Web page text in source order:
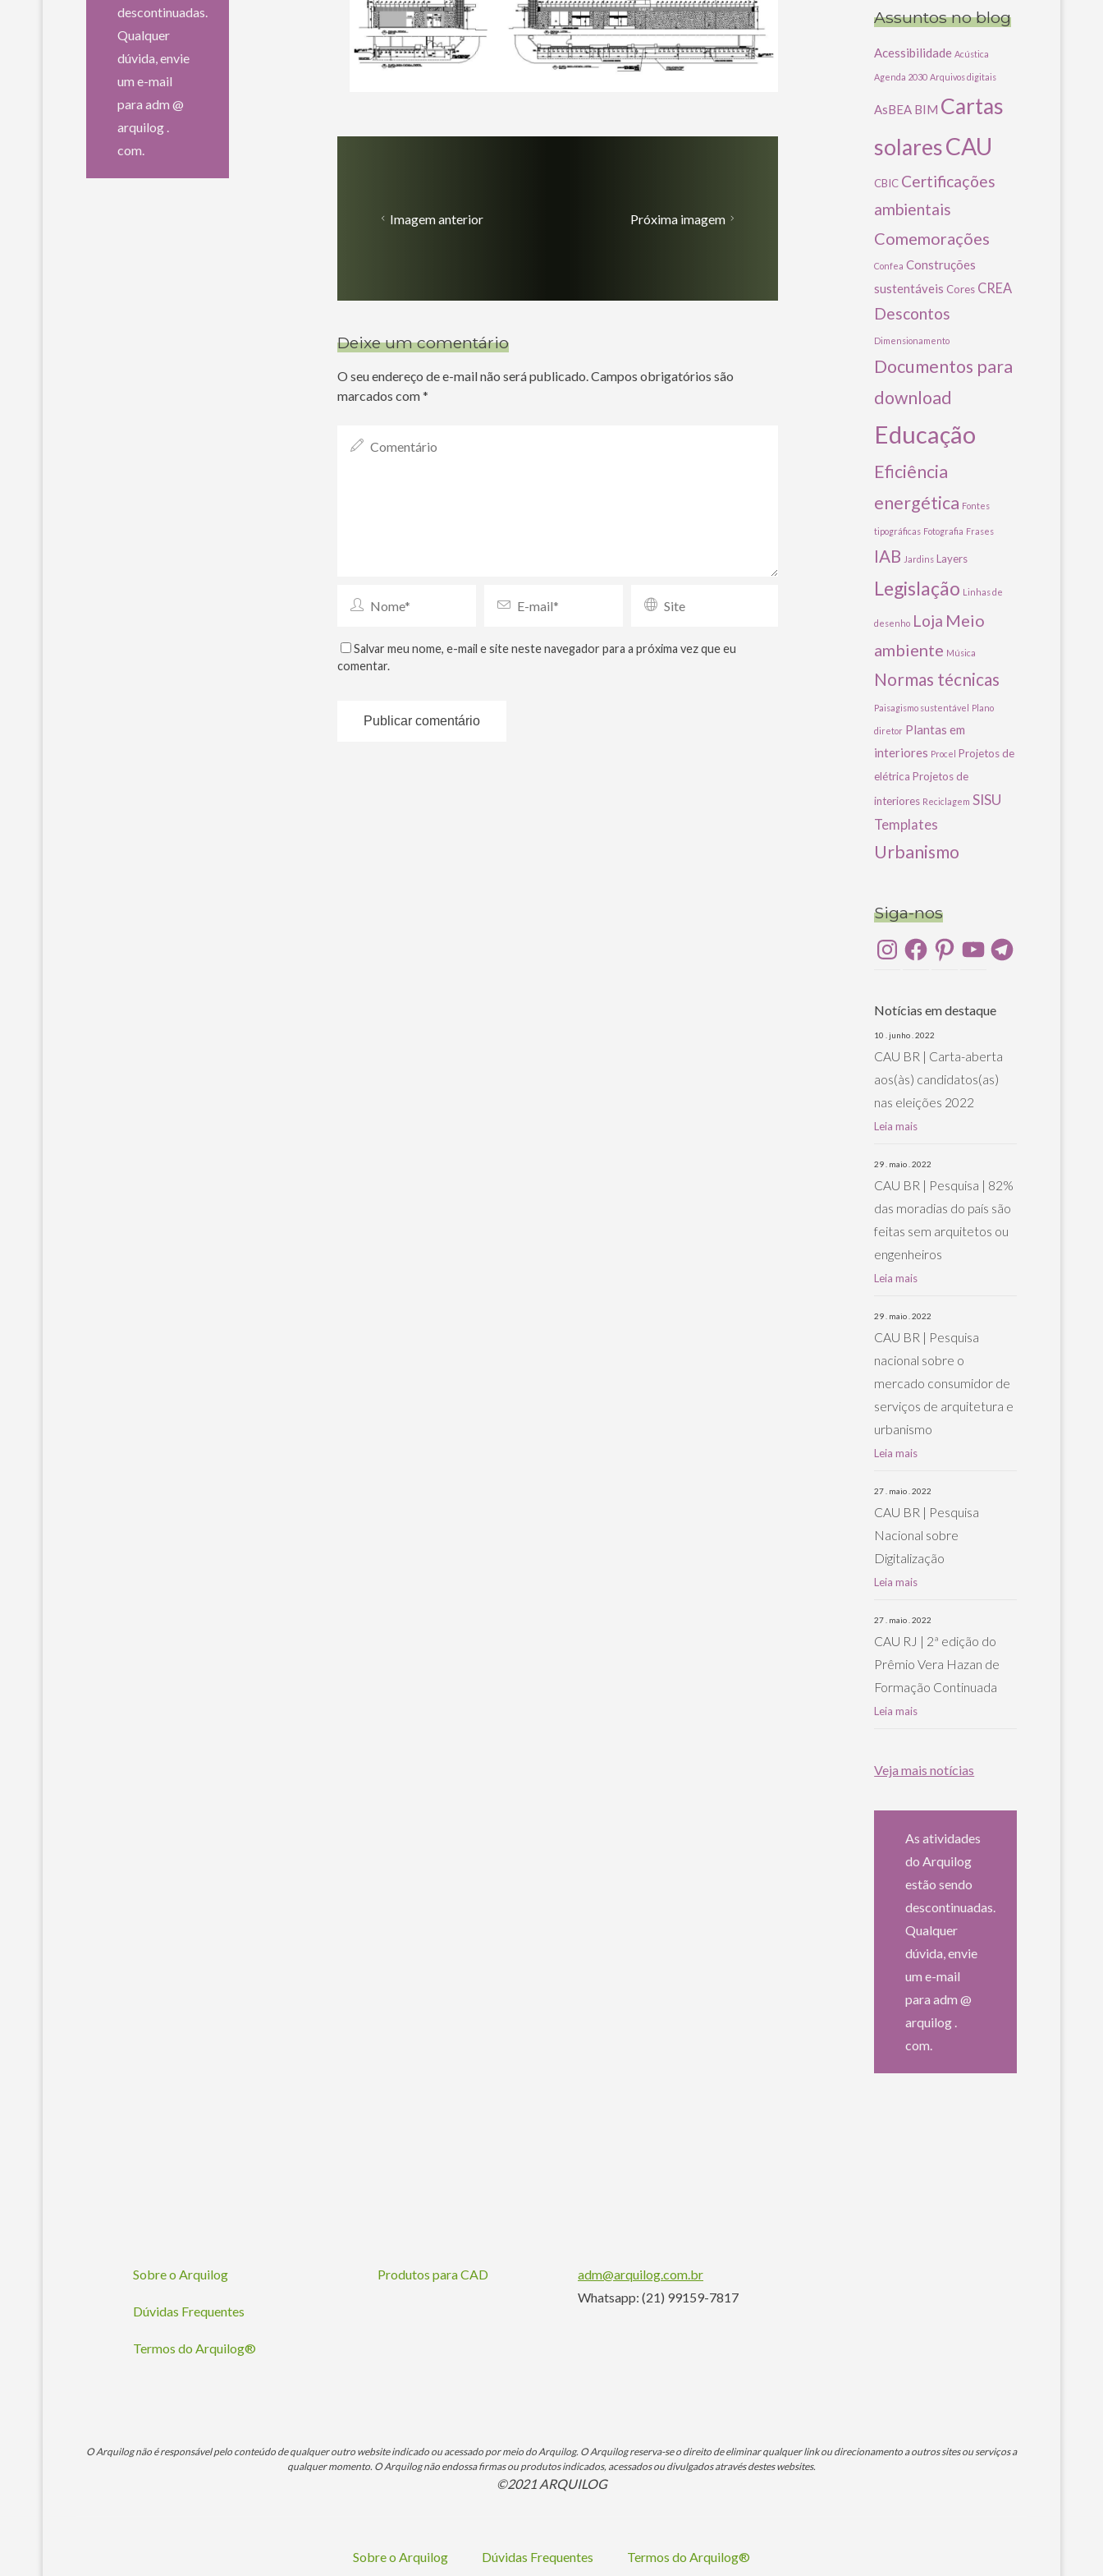
Imagem anterior Próxima imagem
Deixe um comentário
O seu endereço de e-mail não será publicado. Campos obrigatórios são
marcados com*
Salvar meu nome, e-mail e site neste navegador para a próxima vez que eu
comentar.
descontinuadas.
Qualquer
dúvida, envie
um e-mail
para adm @
arquilog .
com.
Assuntos no blog
Acessibilidade Acústica
Agenda 2030 Arquivos digitais
AsBEA BIM Cartas
solaresCAU
CBIC Certificações
ambientais
Comemorações
Confea Construções
sustentáveis Cores CREA
Descontos
Dimensionamento
Documentos para
download
Educação
Eficiência
energética Fontes
tipográficas Fotografia Frases
IAB Jardins Layers
Legislação Linhas de
desenho Loja Meio
ambiente Música
Normas técnicas
Paisagismo sustentável Plano
diretor Plantas em
interiores Procel Projetos de
elétrica Projetos de
interiores Reciclagem SISU
Templates
Urbanismo
Siga-nos
InstagramFacebookPinterestYouTubeTelegram
Notícias em destaque
10 . junho . 2022
CAU BR | Carta-aberta
aos(às) candidatos(as)
nas eleições 2022
Leia mais
29 . maio . 2022
CAU BR | Pesquisa | 82%
das moradias do país são
feitas sem arquitetos ou
engenheiros
Leia mais
29 . maio . 2022
CAU BR | Pesquisa
nacional sobre o
mercado consumidor de
serviços de arquitetura e
urbanismo
Leia mais
27 . maio . 2022
CAU BR | Pesquisa
Nacional sobre
Digitalização
Leia mais
27 . maio . 2022
CAU RJ | 2ª edição do
Prêmio Vera Hazan de
Formação Continuada
Leia mais
Veja mais notícias
As atividades
do Arquilog
estão sendo
descontinuadas.
Qualquer
dúvida, envie
um e-mail
para adm @
arquilog .
com.
Sobre o Arquilog
Dúvidas Frequentes
Termos do Arquilog®
Produtos para CAD
adm@arquilog.com.br
Whatsapp: (21) 99159-7817
O Arquilog não é responsável pelo conteúdo de qualquer outro website indicado ou acessado por meio do Arquilog. O Arquilog reserva-se o direito de eliminar qualquer link ou direcionamento a outros sites ou serviços a
qualquer momento. O Arquilog não endossa firmas ou produtos indicados, acessados ou divulgados através destes websites.
©2021 ARQUILOG
Sobre o Arquilog Dúvidas Frequentes Termos do Arquilog®